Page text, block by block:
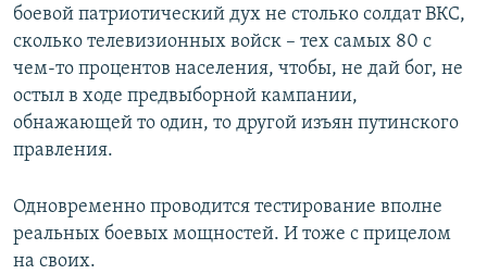
боевой патриотический дух не столько солдат ВКС,
сколько телевизионных войск – тех самых 80 с
чем-то процентов населения, чтобы, не дай бог, не
остыл в ходе предвыборной кампании,
обнажающей то один, то другой изъян путинского
правления.
Одновременно проводится тестирование вполне
реальных боевых мощностей. И тоже с прицелом
на своих.